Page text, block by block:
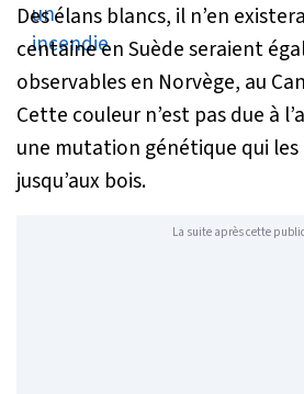
Des élans blancs, il n’en
centaine en Suède seraient
observables en Norvège, au
Cette couleur n’est pas due à
une mutation génétique qui
jusqu’aux bois.
La suite après cette